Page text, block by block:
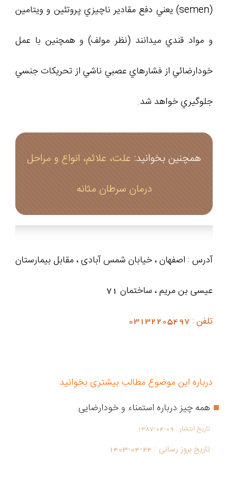
(semen) يعني دفع مقادير ناچيزي پروتئين و ويتامين
و مواد قندي ميدانند (نظر مولف) و همچنين با عمل
خودارضائي از فشارهاي عصبي ناشي از تحريکات جنسي
جلوگيري خواهد شد.
همچنین بخوانید: علت، علائم، انواع و مراحل
درمان سرطان مثانه
آدرس : اصفهان ، خیابان شمس آبادی ، مقابل بیمارستان
عیسی بن مریم ، ساختمان 71
تلفن : 03132205497
درباره این موضوع مطالب بیشتری بخوانید
همه چیز درباره استمناء و خودارضايی
تاریخ انتشار : 1387-04-09
تاریخ بروز رسانی : 1403-04-24